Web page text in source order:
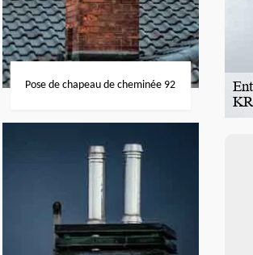
Pose de chapeau de cheminée 92